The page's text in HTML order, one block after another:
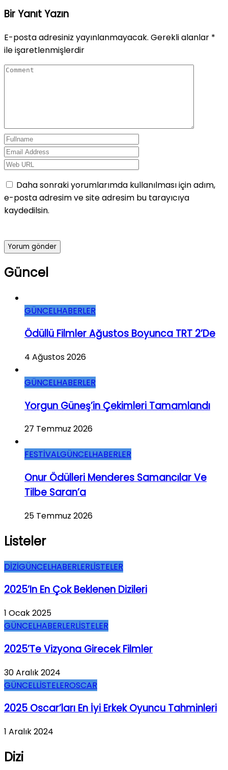
Bir Yanıt Yazın
E-posta adresiniz yayınlanmayacak. Gerekli alanlar *
ile işaretlenmişlerdir
Daha sonraki yorumlarımda kullanılması için adım,
e-posta adresim ve site adresim bu tarayıcıya
kaydedilsin.
Güncel
GÜNCELHABERLER
Ödüllü Filmler Ağustos Boyunca TRT 2’de
4 Ağustos 2026
GÜNCELHABERLER
Yorgun Güneş’in Çekimleri Tamamlandı
27 Temmuz 2026
FESTİVALGÜNCELHABERLER
Onur Ödülleri Menderes Samancılar Ve
Tilbe Saran’a
25 Temmuz 2026
Listeler
DİZİGÜNCELHABERLERLİSTELER
2025’in En Çok Beklenen Dizileri
1 Ocak 2025
GÜNCELHABERLERLİSTELER
2025’te Vizyona Girecek Filmler
30 Aralık 2024
GÜNCELLİSTELEROSCAR
2025 Oscar’ları En İyi Erkek Oyuncu Tahminleri
1 Aralık 2024
Dizi